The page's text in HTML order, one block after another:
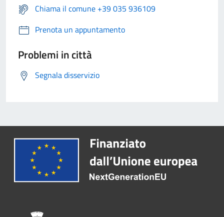
Chiama il comune +39 035 936109
Prenota un appuntamento
Problemi in città
Segnala disservizio